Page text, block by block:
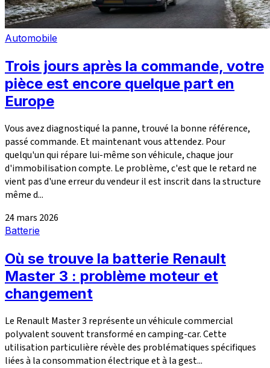
Automobile
Trois jours après la commande, votre
pièce est encore quelque part en
Europe
Vous avez diagnostiqué la panne, trouvé la bonne référence,
passé commande. Et maintenant vous attendez. Pour
quelqu'un qui répare lui-même son véhicule, chaque jour
d'immobilisation compte. Le problème, c'est que le retard ne
vient pas d'une erreur du vendeur il est inscrit dans la structure
même d...
24 mars 2026
Batterie
Où se trouve la batterie Renault
Master 3 : problème moteur et
changement
Le Renault Master 3 représente un véhicule commercial
polyvalent souvent transformé en camping-car. Cette
utilisation particulière révèle des problématiques spécifiques
liées à la consommation électrique et à la gest...